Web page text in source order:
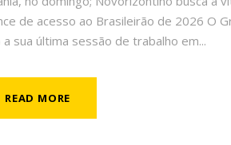
de acesso ao Brasileirão de 2026 O
a sua última sessão de trabalho em...
READ MORE